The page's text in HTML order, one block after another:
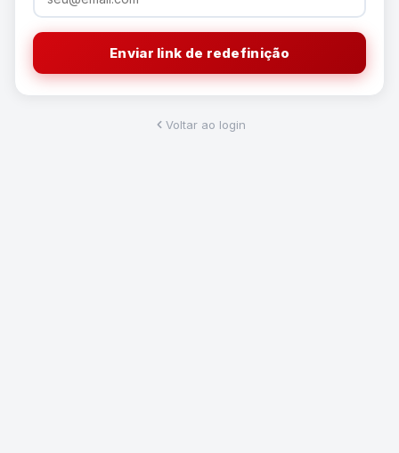
Enviar link de redefinição
Voltar ao login